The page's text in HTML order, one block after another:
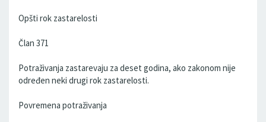
Opšti rok zastarelosti
Član 371
Potraživanja zastarevaju za deset godina, ako zakonom nije
određen neki drugi rok zastarelosti.
Povremena potraživanja